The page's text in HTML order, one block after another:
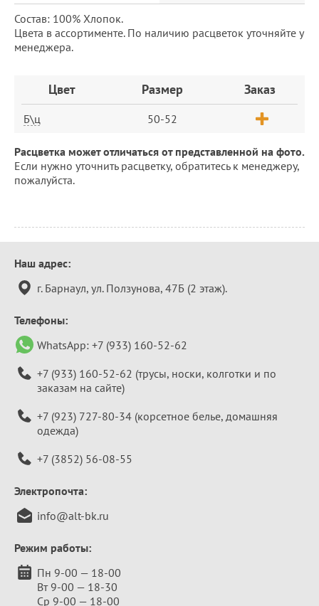
Состав: 100% Хлопок.
Цвета в ассортименте. По наличию расцветок уточняйте у
менеджера.
ЗаказЦвет Размер Заказ
Б\ц 50-52
Расцветка может отличаться от представленной на фото.
Если нужно уточнить расцветку, обратитесь к менеджеру,
пожалуйста.
Контактная
информация
Наш адрес:
г. Барнаул, ул. Ползунова, 47Б (2 этаж).
Телефоны:
WhatsApp: +7 (933) 160-52-62
+7 (933) 160-52-62 (трусы, носки, колготки и по
заказам на сайте)
+7 (923) 727-80-34 (корсетное белье, домашняя
одежда)
+7 (3852) 56-08-55
Электропочта:
info@alt-bk.ru
Режим работы:
Пн 9-00 — 18-00
Вт 9-00 — 18-30
Ср 9-00 — 18-00